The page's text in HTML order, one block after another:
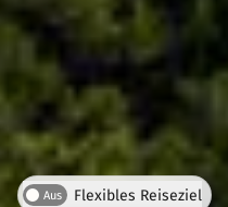
Aus Flexibles Reiseziel